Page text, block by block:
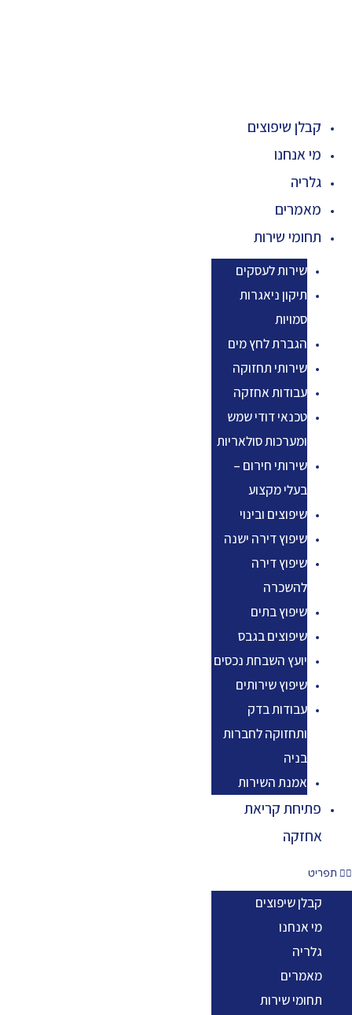
קבלן שיפוצים
מי אנחנו
גלריה
מאמרים
תחומי שירות
שירות לעסקים
תיקון ניאגרות
סמויות
הגברת לחץ מים
שירותי תחזוקה
עבודות אחזקה
טכנאי דודי שמש
ומערכות סולאריות
שירותי חירום –
בעלי מקצוע
שיפוצים ובינוי
שיפוץ דירה ישנה
שיפוץ דירה
להשכרה
שיפוץ בתים
שיפוצים בגבס
יועץ השבחת נכסים
שיפוץ שירותים
עבודות בדק
ותחזוקה לחברות
בניה
אמנת השירות
פתיחת קריאת
אחזקה
תפריט
קבלן שיפוצים
מי אנחנו
גלריה
מאמרים
תחומי שירות